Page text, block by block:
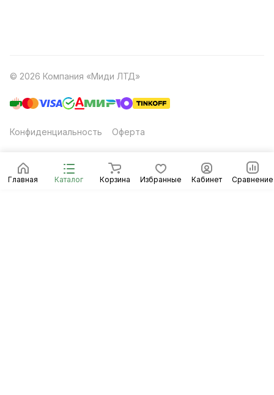
Главная Каталог Корзина Избранные Кабинет Сравнение
© 2026 Компания «Миди ЛТД»
Конфиденциальность Оферта